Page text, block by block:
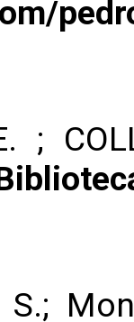
;
S.;